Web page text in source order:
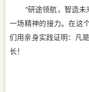
“研途领航，智造
一场精神的接力。在这
们用亲身实践证明：凡
长！